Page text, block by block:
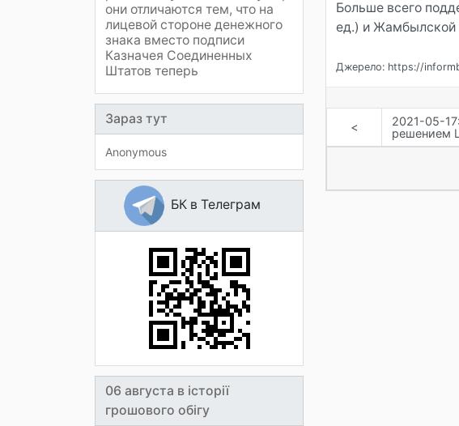
они отличаются тем, что на
лицевой стороне денежного
знака вместо подписи
Казначея Соединенных
Штатов теперь
Зараз тут
Anonymous
БК в Телеграм
06 августа в історії
грошового обігу
Больше всего
ед.) и Жамбылской
Джерело: https://
<
2021-05-
решением